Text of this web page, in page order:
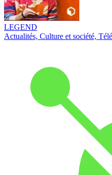
LEGEND
Actualités, Culture et société,